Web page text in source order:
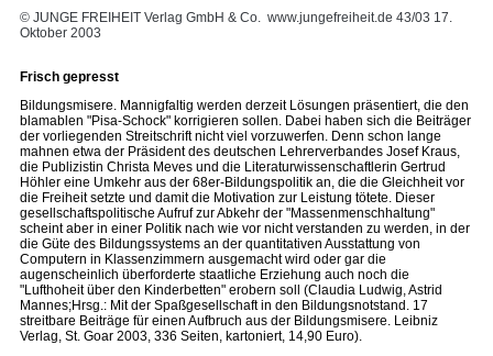
© JUNGE FREIHEIT Verlag GmbH & Co. www.jungefreiheit.de 43/03 17.
Oktober 2003
Frisch gepresst
Bildungsmisere. Mannigfaltig werden derzeit Lösungen präsentiert, die den
blamablen "Pisa-Schock" korrigieren sollen. Dabei haben sich die Beiträger
der vorliegenden Streitschrift nicht viel vorzuwerfen. Denn schon lange
mahnen etwa der Präsident des deutschen Lehrerverbandes Josef Kraus,
die Publizistin Christa Meves und die Literaturwissenschaftlerin Gertrud
Höhler eine Umkehr aus der 68er-Bildungspolitik an, die die Gleichheit vor
die Freiheit setzte und damit die Motivation zur Leistung tötete. Dieser
gesellschaftspolitische Aufruf zur Abkehr der "Massenmenschhaltung"
scheint aber in einer Politik nach wie vor nicht verstanden zu werden, in der
die Güte des Bildungssystems an der quantitativen Ausstattung von
Computern in Klassenzimmern ausgemacht wird oder gar die
augenscheinlich überforderte staatliche Erziehung auch noch die
"Lufthoheit über den Kinderbetten" erobern soll (Claudia Ludwig, Astrid
Mannes;Hrsg.: Mit der Spaßgesellschaft in den Bildungsnotstand. 17
streitbare Beiträge für einen Aufbruch aus der Bildungsmisere. Leibniz
Verlag, St. Goar 2003, 336 Seiten, kartoniert, 14,90 Euro).